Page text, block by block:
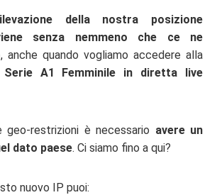
della nostra posizione
senza nemmeno che ce ne
, anche quando vogliamo accedere alla
Serie A1 Femminile in diretta live
geo-restrizioni è necessario avere un
dato paese. Ci siamo fino a qui?
nuovo IP puoi: